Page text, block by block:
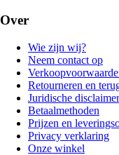
Over
Wie zijn wij?
Neem contact op
Retourneren en
Juridische disclaimer
Betaalmethoden
Prijzen en
Privacy verklaring
Onze winkel